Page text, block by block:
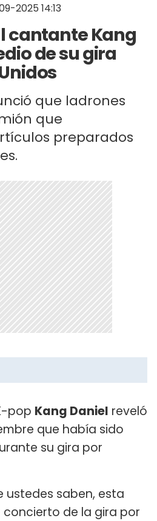
2025 14:13
cantante Kang
de su gira
que ladrones
que
preparados
pop Kang Daniel reveló
que había sido
su gira por
ustedes saben, esta
concierto de la gira por